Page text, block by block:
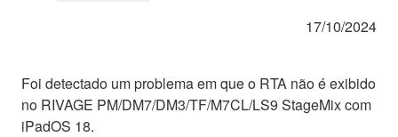
17/10/2024
Foi detectado um problema em que o RTA não é exibido
no RIVAGE PM/DM7/DM3/TF/M7CL/LS9 StageMix com
iPadOS 18.